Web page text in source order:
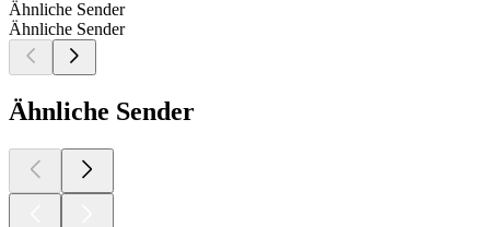
Ähnliche Sender
Ähnliche Sender
Ähnliche Sender